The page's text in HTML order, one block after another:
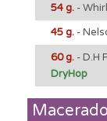
54 g. -
45 g. -
60 g. - D.H
DryHop
Macerado